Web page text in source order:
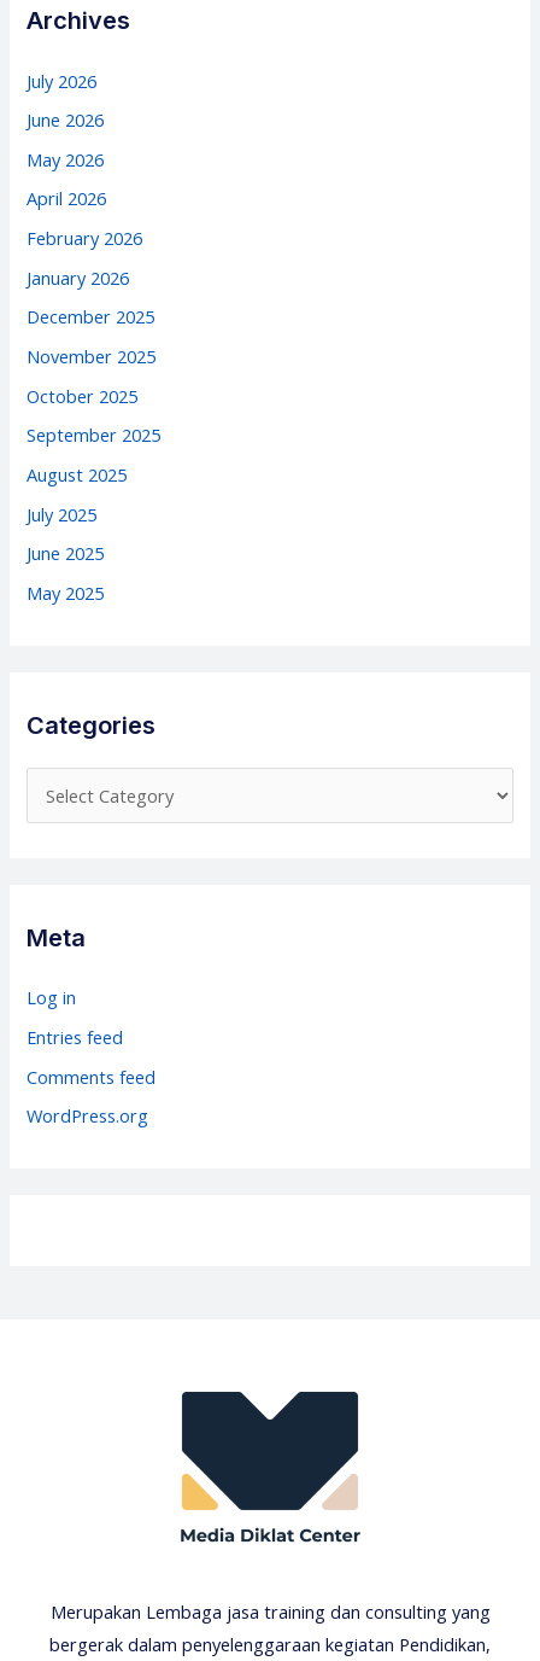
Archives
July 2026
June 2026
May 2026
April 2026
February 2026
January 2026
December 2025
November 2025
October 2025
September 2025
August 2025
July 2025
June 2025
May 2025
Categories
a
g
r
i
Meta
Log in
Entries feed
Comments feed
WordPress.org
Merupakan Lembaga jasa training dan consulting yang
bergerak dalam penyelenggaraan kegiatan Pendidikan,